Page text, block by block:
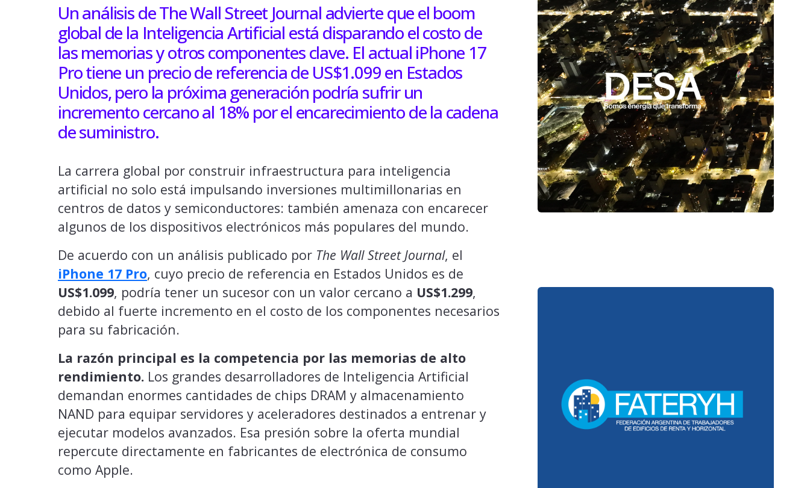
Un análisis de The Wall Street Journal advierte que el boom
global de la Inteligencia Artificial está disparando el costo de
las memorias y otros componentes clave. El actual iPhone 17
Pro tiene un precio de referencia de US$1.099 en Estados
Unidos, pero la próxima generación podría sufrir un
incremento cercano al 18% por el encarecimiento de la cadena
de suministro.
La carrera global por construir infraestructura para inteligencia
artificial no solo está impulsando inversiones multimillonarias en
centros de datos y semiconductores: también amenaza con encarecer
algunos de los dispositivos electrónicos más populares del mundo.
De acuerdo con un análisis publicado por The Wall Street Journal, el
iPhone 17 Pro, cuyo precio de referencia en Estados Unidos es de
US$1.099, podría tener un sucesor con un valor cercano a US$1.299,
debido al fuerte incremento en el costo de los componentes necesarios
para su fabricación.
La razón principal es la competencia por las memorias de alto
rendimiento. Los grandes desarrolladores de Inteligencia Artificial
demandan enormes cantidades de chips DRAM y almacenamiento
NAND para equipar servidores y aceleradores destinados a entrenar y
ejecutar modelos avanzados. Esa presión sobre la oferta mundial
repercute directamente en fabricantes de electrónica de consumo
como Apple.